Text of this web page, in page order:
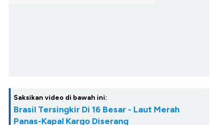
Saksikan video di bawah ini:
Brasil Tersingkir Di 16 Besar - Laut Merah
Panas-Kapal Kargo Diserang